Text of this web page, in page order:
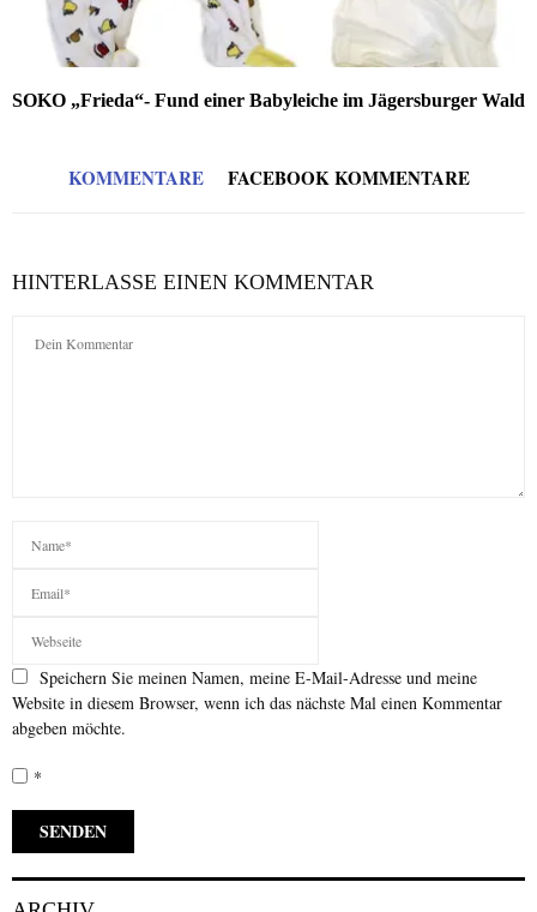
SOKO „Frieda“- Fund einer Babyleiche im Jägersburger Wald
KOMMENTARE FACEBOOK KOMMENTARE
HINTERLASSE EINEN KOMMENTAR
Speichern Sie meinen Namen, meine E-Mail-Adresse und meine
Website in diesem Browser, wenn ich das nächste Mal einen Kommentar
abgeben möchte.
*